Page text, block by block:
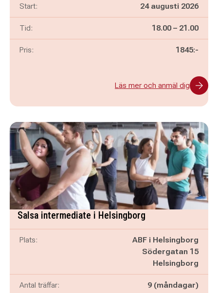
Start: 24 augusti 2026
Tid: Pågår mellan
18.00 – och
21.00
Pris: 1845:-
Läs mer och anmäl dig
Salsa intermediate i Helsingborg
Plats:
ABF i Helsingborg
Södergatan 15
Helsingborg
Antal träffar: 9 (måndagar)